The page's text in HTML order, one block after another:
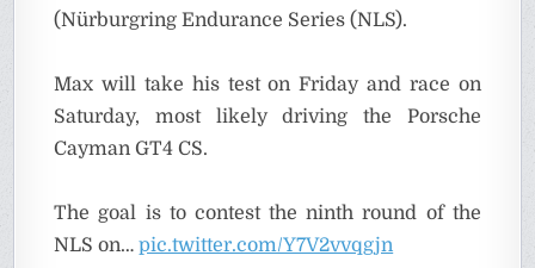
(Nürburgring Endurance Series (NLS).
Max will take his test on Friday and race on
Saturday, most likely driving the Porsche
Cayman GT4 CS.
The goal is to contest the ninth round of the
NLS on…pic.twitter.com/Y7V2vvqgjn